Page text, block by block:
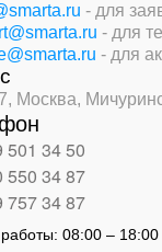
- для
- для
- для
Москва,
501 34 50
550 34 87
757 34 87
08:00 – 18:00